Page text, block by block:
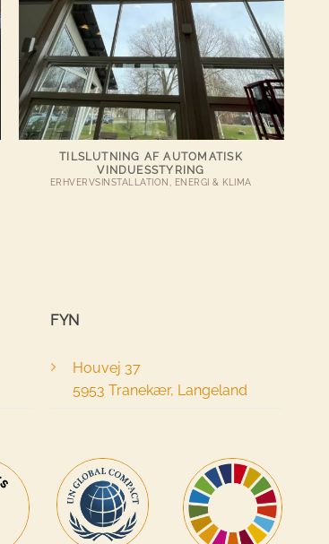
TILSLUTNING AF AUTOMATISK
VINDUESSTYRING
ERHVERVSINSTALLATION, ENERGI & KLIMA
FYN
Houvej 37
5953 Tranekær, Langeland